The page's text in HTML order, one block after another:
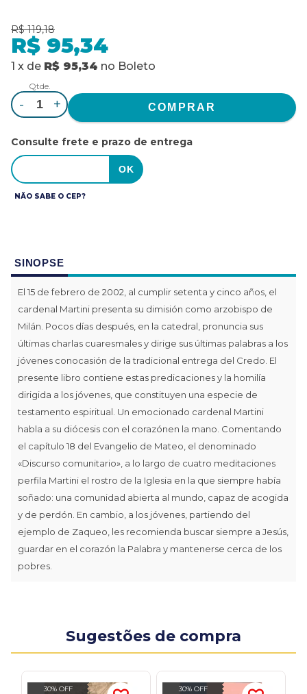
R$ 119,18
R$ 95,34
1 x de R$ 95,34 no Boleto
Qtde.
- +
Consulte frete e prazo de entrega
NÃO SABE O CEP?
SINOPSE
El 15 de febrero de 2002, al cumplir setenta y cinco años, el
cardenal Martini presenta su dimisión como arzobispo de
Milán. Pocos días después, en la catedral, pronuncia sus
últimas charlas cuaresmales y dirige sus últimas palabras a los
jóvenes conocasión de la tradicional entrega del Credo. El
presente libro contiene estas predicaciones y la homilía
dirigida a los jóvenes, que constituyen una especie de
testamento espiritual. Un emocionado cardenal Martini
habla a su diócesis con el corazónen la mano. Comentando
el capítulo 18 del Evangelio de Mateo, el denominado
«Discurso comunitario», a lo largo de cuatro meditaciones
perfila Martini el rostro de la Iglesia en la que siempre había
soñado: una comunidad abierta al mundo, capaz de acogida
y de perdón. En cambio, a los jóvenes, partiendo del
ejemplo de Zaqueo, les recomienda buscar siempre a Jesús,
guardar en el corazón la Palabra y mantenerse cerca de los
pobres.
Sugestões de compra
30% OFF 30% OFF